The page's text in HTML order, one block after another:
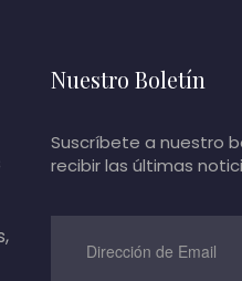
Nuestro Boletín
Suscríbete a nuestro
recibir las últimas